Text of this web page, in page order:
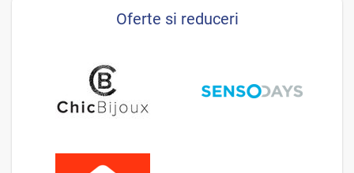
Oferte si reduceri